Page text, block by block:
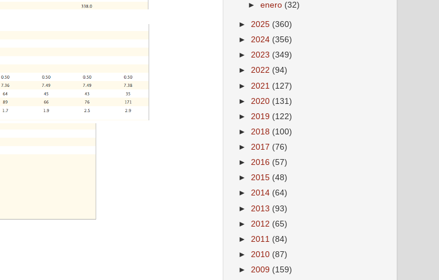
►enero (32)
► 2025 (360)
► 2024 (356)
► 2023 (349)
► 2022 (94)
► 2021 (127)
► 2020 (131)
► 2019 (122)
► 2018 (100)
► 2017 (76)
► 2016 (57)
► 2015 (48)
► 2014 (64)
► 2013 (93)
► 2012 (65)
► 2011 (84)
► 2010 (87)
► 2009 (159)